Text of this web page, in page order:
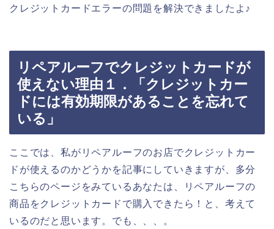
クレジットカードエラーの問題を解決できましたよ♪
リペアルーフでクレジットカードが
使えない理由１．「クレジットカー
ドには有効期限があることを忘れて
いる」
ここでは、私がリペアルーフのお店でクレジットカー
ドが使えるのかどうかを記事にしていきますが、多分
こちらのページをみているあなたは、リペアルーフの
商品をクレジットカードで購入できたら！と、考えて
いるのだと思います。でも、、、。